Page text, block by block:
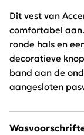
Dit vest van
comfortabel
ronde hals en
decoratieve
band aan de
aangesloten